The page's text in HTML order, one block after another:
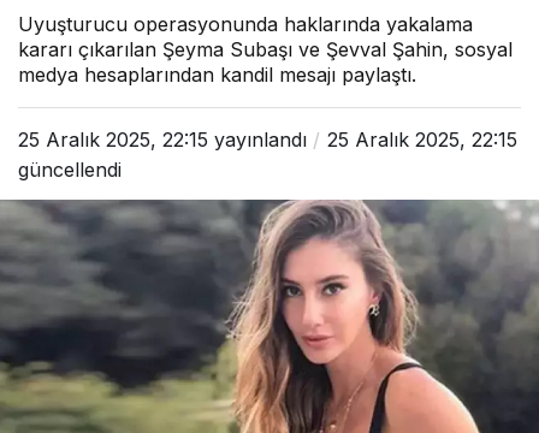
Uyuşturucu operasyonunda haklarında yakalama
kararı çıkarılan Şeyma Subaşı ve Şevval Şahin, sosyal
medya hesaplarından kandil mesajı paylaştı.
25 Aralık 2025, 22:15 yayınlandı
25 Aralık 2025, 22:15
güncellendi